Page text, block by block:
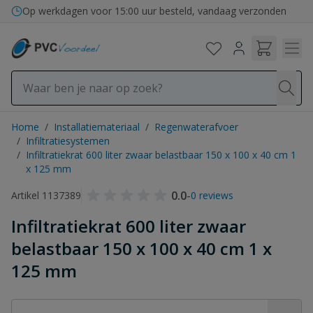
Ga naar de inhoud
Op werkdagen voor 15:00 uur besteld, vandaag verzonden
Home / Installatiemateriaal / Regenwaterafvoer
/ Infiltratiesystemen
/ Infiltratiekrat 600 liter zwaar belastbaar 150 x 100 x 40 cm 1
x 125 mm
Artikel 1137389
0.0-0 reviews
Infiltratiekrat 600 liter zwaar
belastbaar 150 x 100 x 40 cm 1 x
125 mm